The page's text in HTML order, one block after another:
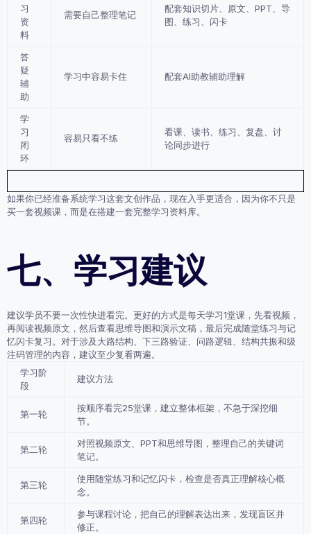
习
资
料
需要自己整理笔记
配套知识切片、原文、PPT、导
图、练习、闪卡
答
疑
辅
助
学习中容易卡住 配套AI助教辅助理解
学
习
闭
环
容易只看不练
看课、读书、练习、复盘、讨
论同步进行
如果你已经准备系统学习这套文创作品，现在入手更适合，因为你不只是
买一套视频课，而是在搭建一套完整学习资料库。
七、学习建议
建议学员不要一次性快进看完。更好的方式是每天学习1堂课，先看视频，
再阅读视频原文，然后查看思维导图和演示文稿，最后完成随堂练习与记
忆闪卡复习。对于涉及大路结构、下三路验证、问路逻辑、结构共振和级
注码管理的内容，建议至少复看两遍。
学习阶
段
建议方法
第一轮
按顺序看完25堂课，建立整体框架，不急于深挖细
节。
第二轮
对照视频原文、PPT和思维导图，整理自己的关键词
笔记。
第三轮
使用随堂练习和记忆闪卡，检查是否真正理解核心概
念。
第四轮
参与课程讨论，把自己的理解表达出来，发现盲区并
修正。